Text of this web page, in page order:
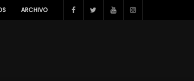
ARCHIVO